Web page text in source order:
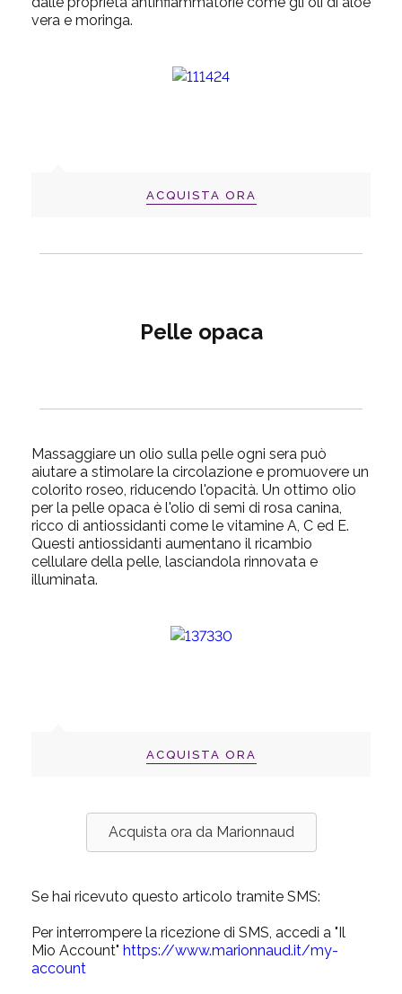
vera e moringa.
ACQUISTA ORA
Pelle opaca
Massaggiare un olio sulla pelle ogni sera può
aiutare a stimolare la circolazione e promuovere un
colorito roseo, riducendo l'opacità. Un ottimo olio
per la pelle opaca è l'olio di semi di rosa canina,
ricco di antiossidanti come le vitamine A, C ed E.
Questi antiossidanti aumentano il ricambio
cellulare della pelle, lasciandola rinnovata e
illuminata.
ACQUISTA ORA
Acquista ora da Marionnaud
Se hai ricevuto questo articolo tramite SMS:
Per interrompere la ricezione di SMS, accedi a "Il
Mio Account" https://www.marionnaud.it/my-
account